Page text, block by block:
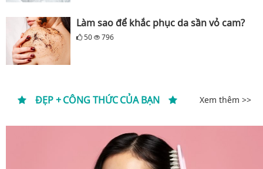
Làm sao để khắc phục da sần vỏ cam?
50 796
ĐẸP + CÔNG THỨC CỦA BẠN Xem thêm >>